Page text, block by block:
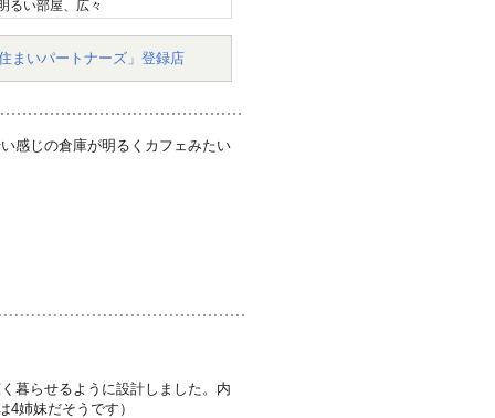
るい部屋、広々
まいパートナーズ」登録店
感じの倉庫が明るくカフェみたい
暮らせるように設計しました。内
姉妹だそうです）